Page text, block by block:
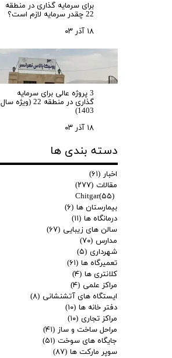
برای سرمایه‌ گذاری در منطقه
22 چقدر سرمایه لازم است؟
۱۸ آذر ۰۳
3 پروژه عالی برای سرمایه
گذاری در منطقه 22 (ویژه سال
1403)
۱۸ آذر ۰۳
دسته بندی ها
اخبار (۶۱)
مقالات (۲۷۷)
Chitgar(۵۵)
بیمارستان ها (۶)
درمانگاه ها (۱۱)
سالن های زیبایی (۶۷)
مدارس (۷۰)
شهرداری (۵)
تعمیرگاه ها (۶۱)
کلانتری ها (۴)
مراکز علمی (۴)
ایستگاه های آتشنشانی (۸)
دفتر خانه ها (۱۰)
مراکز تجاری (۱۰)
مراحل ساخت و ساز (۴۱)
جایگاه های سوخت (۵۱)
سوپر مارکت ها (۸۷)